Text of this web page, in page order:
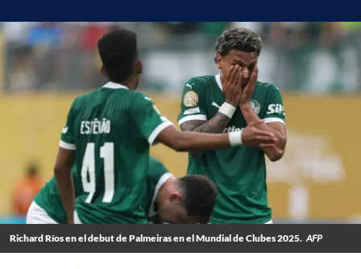
Richard Ríos en el debut de Palmeiras en el Mundial de Clubes 2025. AFP